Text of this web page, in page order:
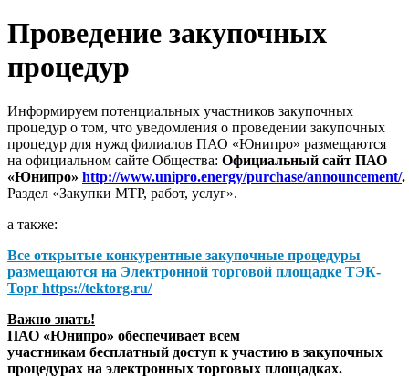
Проведение закупочных
процедур
Информируем потенциальных участников закупочных
процедур о том, что уведомления о проведении закупочных
процедур для нужд филиалов ПАО «Юнипро» размещаются
на официальном сайте Общества: Официальный сайт ПАО
«Юнипро» http://www.unipro.energy/purchase/announcement/.
Раздел «Закупки МТР, работ, услуг».
а также:
Все открытые конкурентные закупочные процедуры
размещаются на Электронной торговой площадке ТЭК-
Торг https://tektorg.ru/
Важно знать!
ПАО «Юнипро» обеспечивает всем
участникам бесплатный доступ к участию в закупочных
процедурах на электронных торговых площадках.